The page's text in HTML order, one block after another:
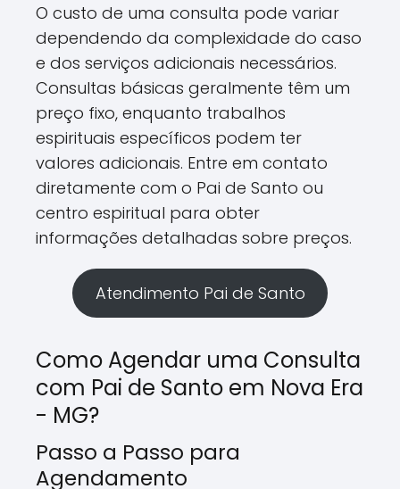
O custo de uma consulta pode variar
dependendo da complexidade do caso
e dos serviços adicionais necessários.
Consultas básicas geralmente têm um
preço fixo, enquanto trabalhos
espirituais específicos podem ter
valores adicionais. Entre em contato
diretamente com o Pai de Santo ou
centro espiritual para obter
informações detalhadas sobre preços.
Atendimento Pai de Santo
Como Agendar uma Consulta
com Pai de Santo em Nova Era
- MG?
Passo a Passo para
Agendamento